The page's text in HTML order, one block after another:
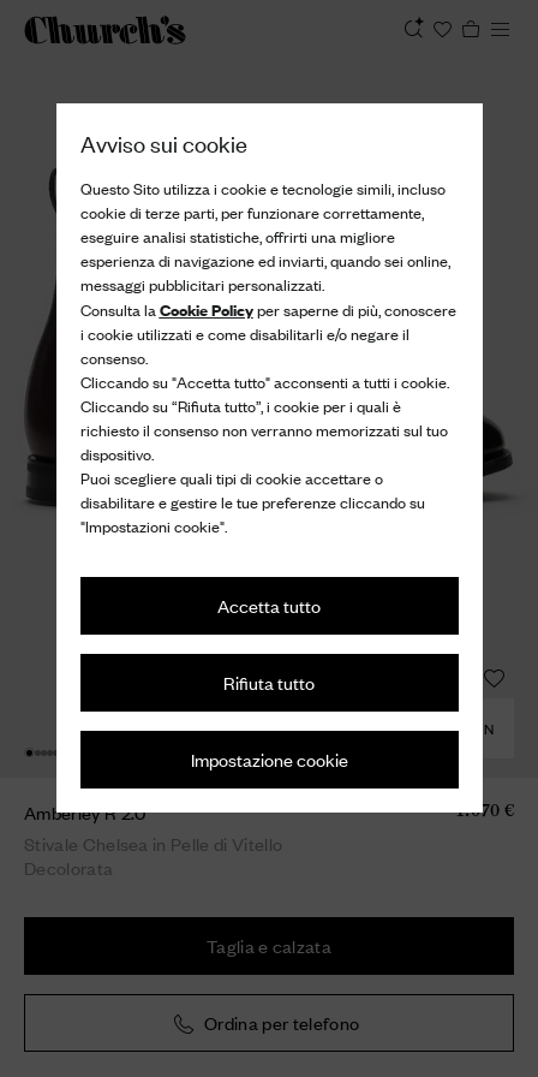
Avviso sui cookie
Questo Sito utilizza i cookie e tecnologie simili, incluso
cookie di terze parti, per funzionare correttamente,
eseguire analisi statistiche, offrirti una migliore
esperienza di navigazione ed inviarti, quando sei online,
messaggi pubblicitari personalizzati.
Consulta la Cookie Policyper saperne di più, conoscere
i cookie utilizzati e come disabilitarli e/o negare il
consenso.
Cliccando su "Accetta tutto" acconsenti a tutti i cookie.
Cliccando su “Rifiuta tutto”, i cookie per i quali è
richiesto il consenso non verranno memorizzati sul tuo
dispositivo.
Puoi scegliere quali tipi di cookie accettare o
disabilitare e gestire le tue preferenze cliccando su
"Impostazioni cookie".
Accetta tutto
Rifiuta tutto
Impostazione cookie
COMBINA CON
Amberley R 2.0
Stivale Chelsea in Pelle di Vitello
Decolorata
1.070 €
Taglia e calzata
Ordina per telefono